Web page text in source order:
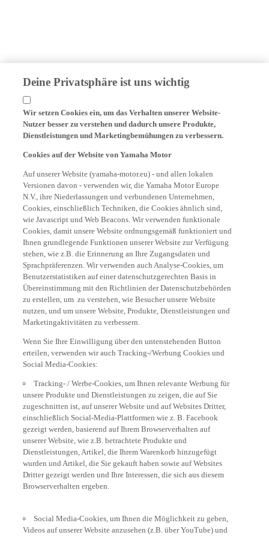
Deine Privatsphäre ist uns wichtig
Wir setzen Cookies ein, um das Verhalten unserer Website-
Nutzer besser zu verstehen und dadurch unsere Produkte,
Dienstleistungen und Marketingbemühungen zu verbessern.
Cookies auf der Website von Yamaha Motor
Auf unserer Website (yamaha-motor.eu) - und allen lokalen
Versionen davon - verwenden wir, die Yamaha Motor Europe
N.V., ihre Niederlassungen und verbundenen Unternehmen,
Cookies, einschließlich Techniken, die Cookies ähnlich sind,
wie Javascript und Web Beacons. Wir verwenden funktionale
Cookies, damit unsere Website ordnungsgemäß funktioniert und
Ihnen grundlegende Funktionen unserer Website zur Verfügung
stehen, wie z.B. die Erinnerung an Ihre Zugangsdaten und
Sprachpräferenzen. Wir verwenden auch Analyse-Cookies, um
Benutzerstatistiken auf einer datenschutzgerechten Basis in
Übereinstimmung mit den Richtlinien der Datenschutzbehörden
zu erstellen, um zu verstehen, wie Besucher unsere Website
nutzen, und um unsere Website, Produkte, Dienstleistungen und
Marketingaktivitäten zu verbessern.
Wenn Sie Ihre Einwilligung über den untenstehenden Button
erteilen, verwenden wir auch Tracking-/Werbung Cookies und
Social Media-Cookies:
Tracking- / Werbe-Cookies, um Ihnen relevante Werbung für
unsere Produkte und Dienstleistungen zu zeigen, die auf Sie
zugeschnitten ist, auf unserer Website und auf Websites Dritter,
einschließlich Social-Media-Plattformen wie z. B. Facebook
gezeigt werden, basierend auf Ihrem Browserverhalten auf
unserer Website, wie z.B. betrachtete Produkte und
Dienstleistungen, Artikel, die Ihrem Warenkorb hinzugefügt
wurden und Artikel, die Sie gekauft haben sowie auf Websites
Dritter gezeigt werden und Ihre Interessen, die sich aus diesem
Browserverhalten ergeben.
Social Media-Cookies, um Ihnen die Möglichkeit zu geben,
Videos auf unserer Website anzusehen (z.B. über YouTube) und